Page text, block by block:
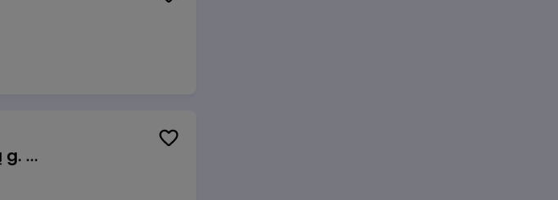
Kasininkas (-ė) - pardavėjas (-a), Bičiulių g. 36, Bukiškis, Vilnius